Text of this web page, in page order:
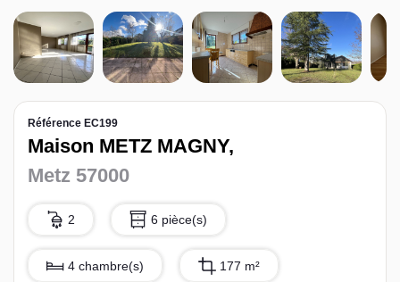
Gestion
Syndic
L’équipe sorec
Recrutement
Référence EC199
Maison METZ MAGNY,
Metz 57000
2 6 pièce(s)
4 chambre(s) 177 m²